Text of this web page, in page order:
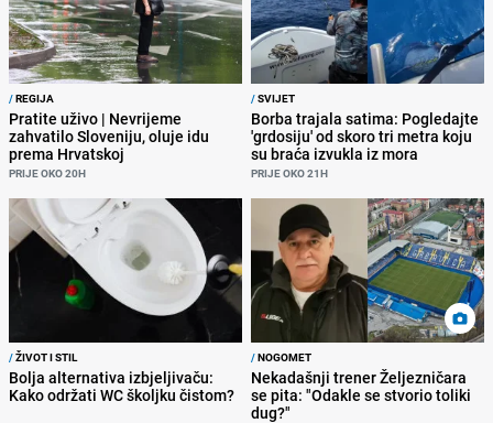
/REGIJA
Pratite uživo | Nevrijeme
zahvatilo Sloveniju, oluje idu
prema Hrvatskoj
PRIJE OKO 20H
/SVIJET
Borba trajala satima: Pogledajte
'grdosiju' od skoro tri metra koju
su braća izvukla iz mora
PRIJE OKO 21H
/ŽIVOT I STIL
Bolja alternativa izbjeljivaču:
Kako održati WC školjku čistom?
/NOGOMET
Nekadašnji trener Željezničara
se pita: "Odakle se stvorio toliki
dug?"